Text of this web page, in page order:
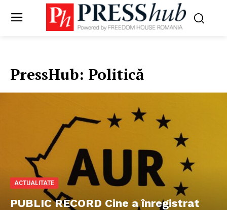
PressHub: Politică
ACTUALITATE
PUBLIC RECORD Cine a înregistrat